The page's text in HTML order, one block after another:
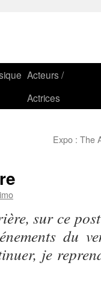
Acteurs /
Actrices
Expo : The
sur ce
du
je